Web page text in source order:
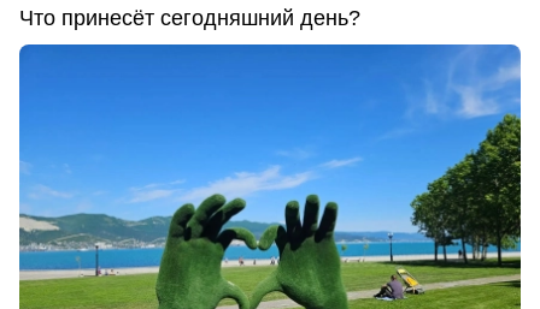
Что принесёт сегодняшний день?